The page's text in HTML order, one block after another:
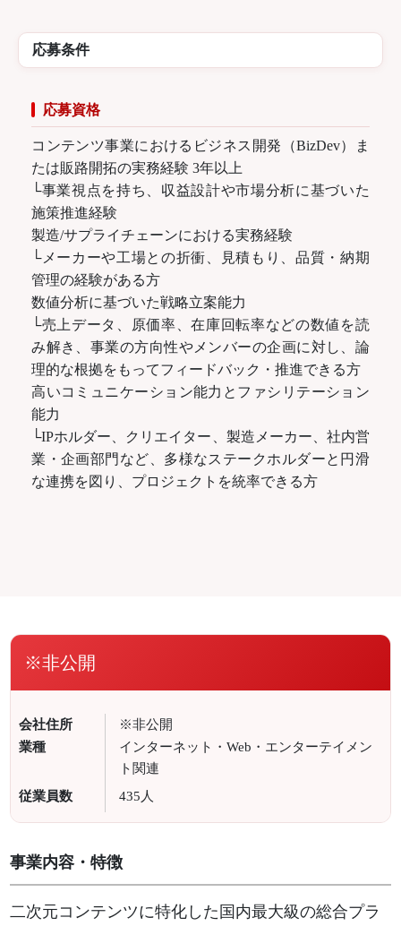
応募条件
応募資格
コンテンツ事業におけるビジネス開発（BizDev）ま
たは販路開拓の実務経験 3年以上
└事業視点を持ち、収益設計や市場分析に基づいた
施策推進経験
製造/サプライチェーンにおける実務経験
└メーカーや工場との折衝、見積もり、品質・納期
管理の経験がある方
数値分析に基づいた戦略立案能力
└売上データ、原価率、在庫回転率などの数値を読
み解き、事業の方向性やメンバーの企画に対し、論
理的な根拠をもってフィードバック・推進できる方
高いコミュニケーション能力とファシリテーション
能力
└IPホルダー、クリエイター、製造メーカー、社内営
業・企画部門など、多様なステークホルダーと円滑
な連携を図り、プロジェクトを統率できる方
※非公開
会社住所
※非公開
業種
インターネット・Web・エンターテイメン
ト関連
従業員数
435人
事業内容・特徴
二次元コンテンツに特化した国内最大級の総合プラ